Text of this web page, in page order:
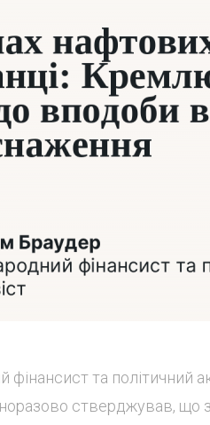
фінансист та політичний
стверджував, що